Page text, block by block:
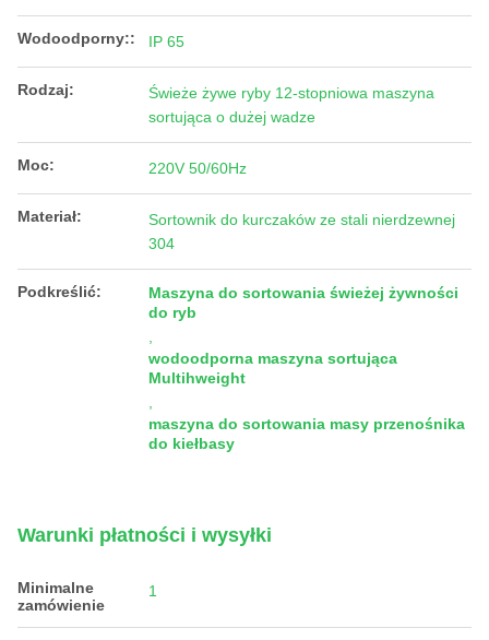
Wodoodporny:: IP 65
Rodzaj:
Świeże żywe ryby 12-stopniowa maszyna
sortująca o dużej wadze
Moc: 220V 50/60Hz
Materiał:
Sortownik do kurczaków ze stali nierdzewnej
304
Podkreślić:
Maszyna do sortowania świeżej żywności
do ryb
wodoodporna maszyna sortująca
Multihweight
maszyna do sortowania masy przenośnika
do kiełbasy
Warunki płatności i wysyłki
Minimalne
zamówienie
1